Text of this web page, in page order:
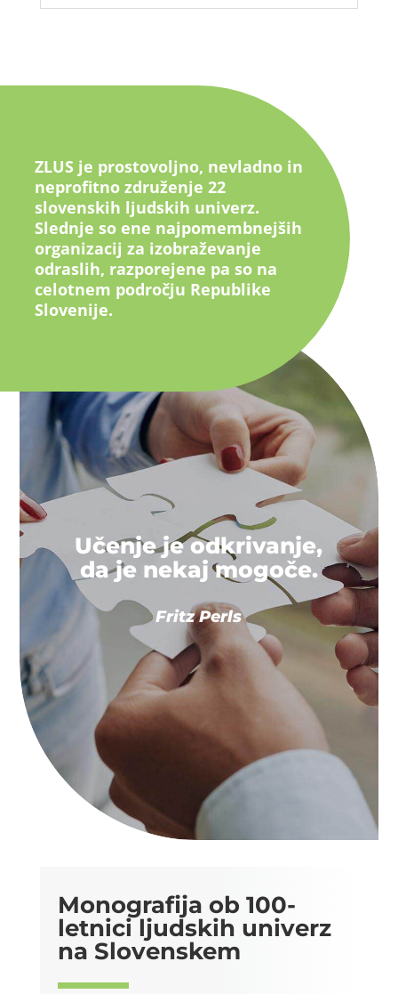
ZLUS je prostovoljno, nevladno in
neprofitno združenje 22
slovenskih ljudskih univerz.
Slednje so ene najpomembnejših
organizacij za izobraževanje
odraslih, razporejene pa so na
celotnem področju Republike
Slovenije.
Učenje je odkrivanje,
da je nekaj mogoče.
Fritz Perls
Monografija ob 100-
letnici ljudskih univerz
na Slovenskem